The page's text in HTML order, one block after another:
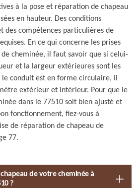
à la pose et réparation de chapeau
en hauteur. Des conditions
des compétences particulières de
En ce qui concerne les prises
cheminée, il faut savoir que si celui-
et la largeur extérieures sont les
le conduit est en forme circulaire, il
extérieur et intérieur. Pour que le
dans le 77510 soit bien ajusté et
fonctionnement, fiez-vous à
de réparation de chapeau de
77.
de votre cheminée à
?